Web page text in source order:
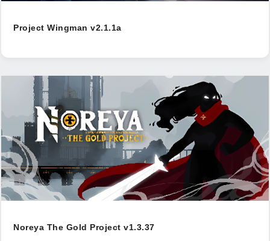
Project Wingman v2.1.1a
Noreya The Gold Project v1.3.37